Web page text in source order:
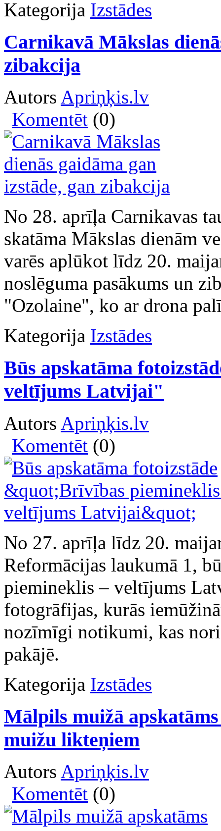
Kategorija Izstādes
Carnikavā Mākslas
zibakcija
Autors Apriņķis.lv
Komentēt (0)
No 28. aprīļa Carnikavas
skatāma Mākslas dienām
varēs aplūkot līdz 20.
noslēguma pasākums un
"Ozolaine", ko ar drona
Kategorija Izstādes
Būs apskatāma
veltījums Latvijai"
Autors Apriņķis.lv
Komentēt (0)
No 27. aprīļa līdz 20.
Reformācijas laukumā 1,
piemineklis – veltījums
fotogrāfijas, kurās
nozīmīgi notikumi, kas
pakājē.
Kategorija Izstādes
Mālpils muižā
muižu likteņiem
Autors Apriņķis.lv
Komentēt (0)